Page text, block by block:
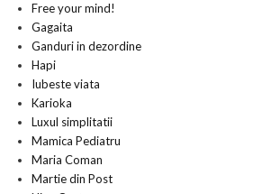
Free your mind!
Gagaita
Ganduri in dezordine
Hapi
Iubeste viata
Karioka
Luxul simplitatii
Mamica Pediatru
Maria Coman
Martie din Post